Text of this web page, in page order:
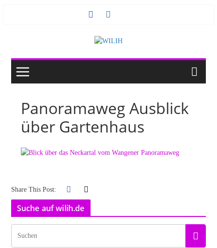
Panoramaweg Ausblick
über Gartenhaus
Share This Post:
Suche auf wilih.de